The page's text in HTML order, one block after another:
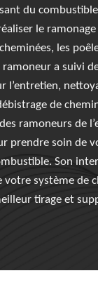
du
le
les
ramoneur a suivi
l’entretien,
de
ramoneurs de
prendre soin de
Son
votre système de
tirage et